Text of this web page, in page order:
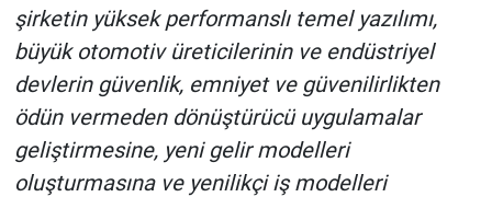
şirketin yüksek performanslı temel yazılımı,
büyük otomotiv üreticilerinin ve endüstriyel
devlerin güvenlik, emniyet ve güvenilirlikten
ödün vermeden dönüştürücü uygulamalar
geliştirmesine, yeni gelir modelleri
oluşturmasına ve yenilikçi iş modelleri